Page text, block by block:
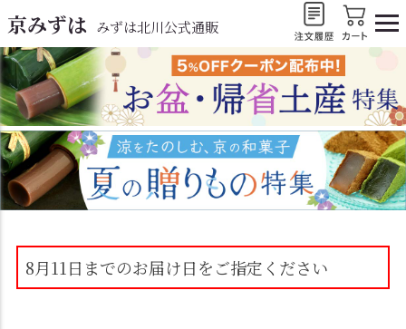
京みずは みずは北川公式通販
8月11日までのお届け日をご指定ください